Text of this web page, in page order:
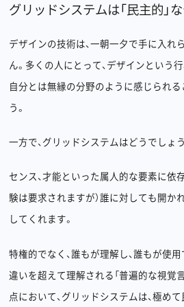
グリッドシステムは「民主的」
デザインの技術は、一朝一夕で手に入れ
ん。多くの人にとって、デザインという行
自分とは無縁の分野のように感じられ
う。
一方で、グリッドシステムはどうでしょう
センス、才能といった属人的な要素に依
験は要求されますが）誰に対しても開か
してくれます。
特権的でなく、誰もが理解し、誰もが使
違いを超えて理解される「普遍的な視覚
点において、グリッドシステムは、極め